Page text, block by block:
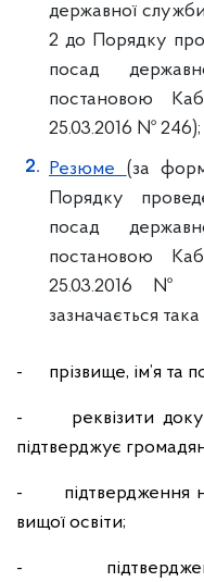
державної
2 до Порядку
посад
постановою
25.03.2016 № 246);
Резюме (за
Порядку
посад
постановою
25.03.2016 №
зазначається
- прізвище, ім’я та
- реквізити
підтверджує
- підтвердження
вищої освіти;
- підтвердження